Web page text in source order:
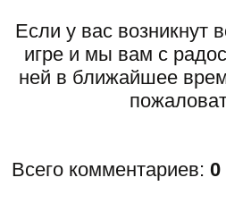
Если у вас возникнут
игре и мы вам с
ней в ближайшее
Всего комментариев: 0